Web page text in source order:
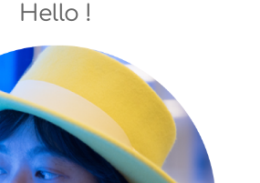
Hello !